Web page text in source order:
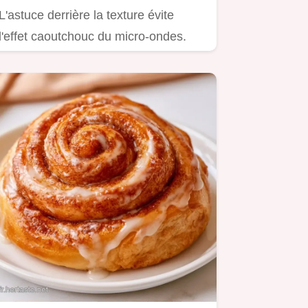
derrière la texture évite
caoutchouc du micro-ondes.